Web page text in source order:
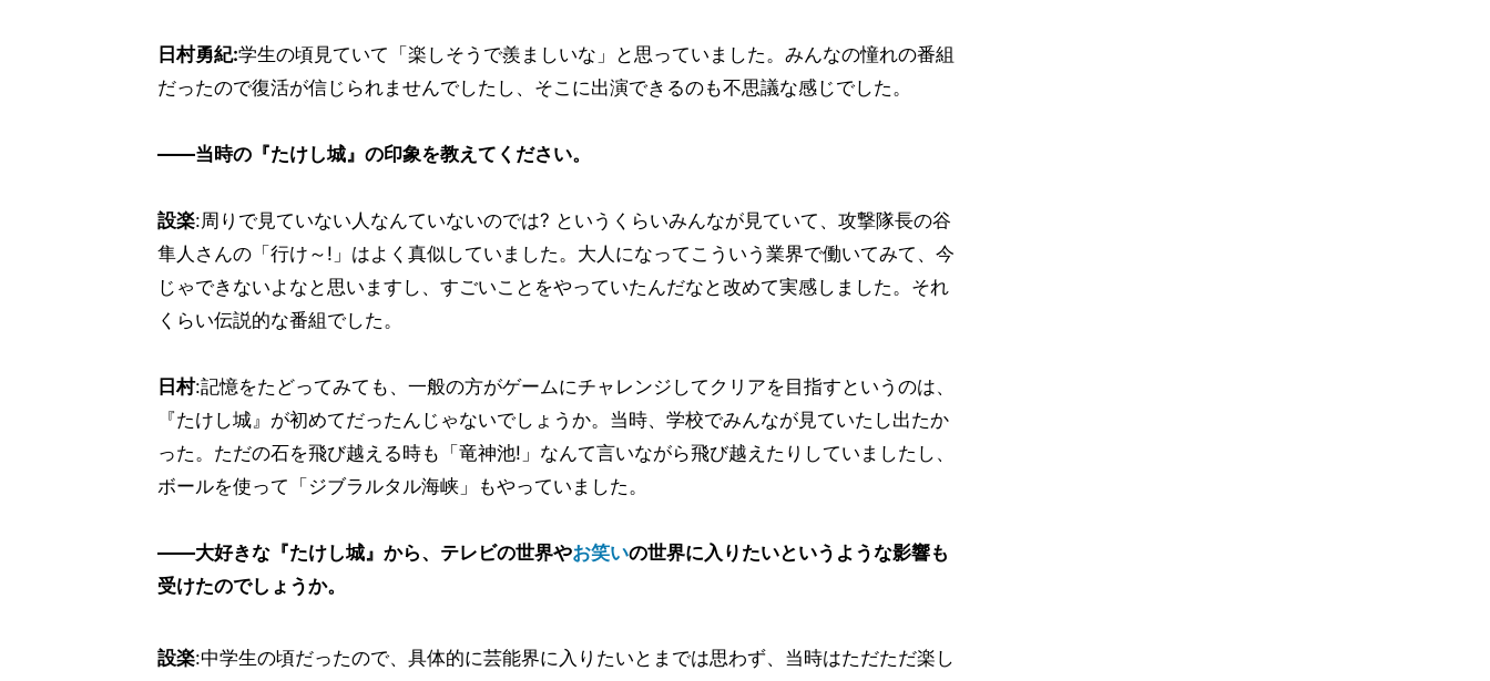
日村勇紀:学生の頃見ていて「楽しそうで羨ましいな」と思っていました。みんなの憧れの番組
だったので復活が信じられませんでしたし、そこに出演できるのも不思議な感じでした。
――当時の『たけし城』の印象を教えてください。
設楽:周りで見ていない人なんていないのでは? というくらいみんなが見ていて、攻撃隊長の谷
隼人さんの「行け～!」はよく真似していました。大人になってこういう業界で働いてみて、今
じゃできないよなと思いますし、すごいことをやっていたんだなと改めて実感しました。それ
くらい伝説的な番組でした。
日村:記憶をたどってみても、一般の方がゲームにチャレンジしてクリアを目指すというのは、
『たけし城』が初めてだったんじゃないでしょうか。当時、学校でみんなが見ていたし出たか
った。ただの石を飛び越える時も「竜神池!」なんて言いながら飛び越えたりしていましたし、
ボールを使って「ジブラルタル海峡」もやっていました。
――大好きな『たけし城』から、テレビの世界やお笑いの世界に入りたいというような影響も
受けたのでしょうか。
設楽:中学生の頃だったので、具体的に芸能界に入りたいとまでは思わず、当時はただただ楽し